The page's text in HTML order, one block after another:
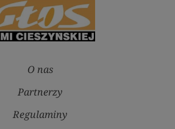
O nas
Partnerzy
Regulaminy